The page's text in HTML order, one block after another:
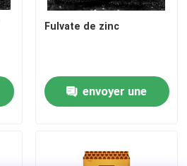
Fulvate de zinc
envoyer une